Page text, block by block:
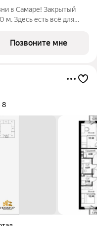
в Самаре! Закрытый
Безопасность на
Позвоните мне
8